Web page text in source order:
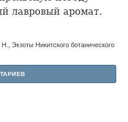
лавровый аромат.
Экзоты Никитского ботанического